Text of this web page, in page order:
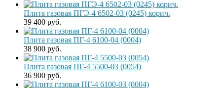
Плита газовая ПГЭ-4 6502-03 (0245) корич.
39 400 руб.
Плита газовая ПГ-4 6100-04 (0004)
38 900 руб.
Плита газовая ПГ-4 5500-03 (0054)
36 900 руб.